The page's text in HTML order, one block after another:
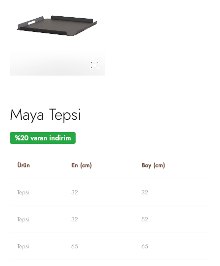
Maya Tepsi
%20 varan indirim
Ürün En (cm) Boy (cm)
Tepsi 32 32
Tepsi 32 52
Tepsi 65 65